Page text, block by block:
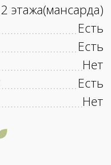
2 этажа(мансарда)
Есть
Есть
Нет
Есть
Нет